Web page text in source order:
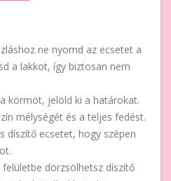
ne nyomd az ecsetet a
a lakkot, így biztosan nem
körmöt, jelöld ki a határokat.
mélységét és a teljes fedést.
díszítő ecsetet, hogy szépen
dörzsölhetsz díszítő